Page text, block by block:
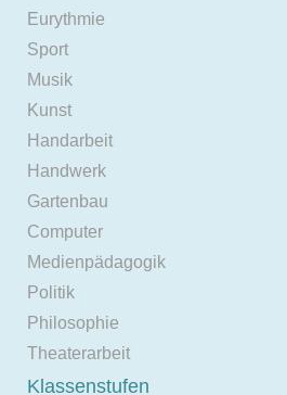
Eurythmie
Sport
Musik
Kunst
Handarbeit
Handwerk
Gartenbau
Computer
Medienpädagogik
Politik
Philosophie
Theaterarbeit
Klassenstufen